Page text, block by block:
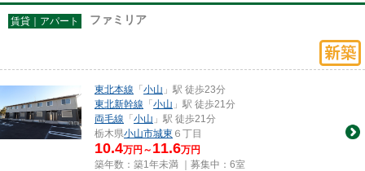
賃貸｜アパート ファミリア
東北本線 「小山 」駅 徒歩23分
東北新幹線 「小山 」駅 徒歩21分
両毛線 「小山 」駅 徒歩21分
栃木県小山市城東 ６丁目
10.4万円～ 11.6万円
築年数：築1年未満 ｜募集中： 6室